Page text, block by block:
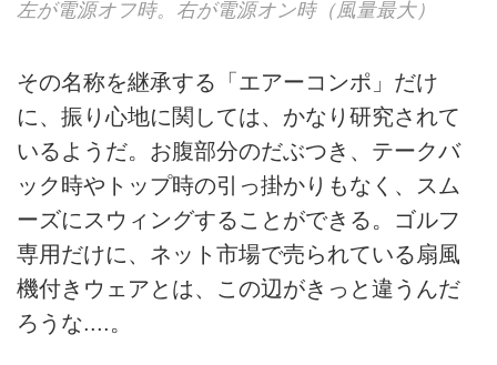
左が電源オフ時。右が電源オン時（風量最大）
その名称を継承する「エアーコンポ」だけ
に、振り心地に関しては、かなり研究されて
いるようだ。お腹部分のだぶつき、テークバ
ック時やトップ時の引っ掛かりもなく、スム
ーズにスウィングすることができる。ゴルフ
専用だけに、ネット市場で売られている扇風
機付きウェアとは、この辺がきっと違うんだ
ろうな....。